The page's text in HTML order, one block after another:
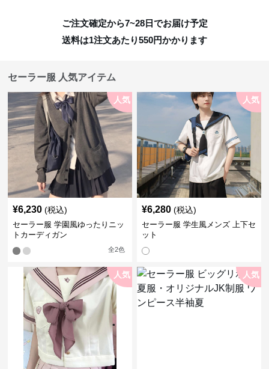
ご注文確定から7~28日でお届け予定
送料は1注文あたり550円かかります
セーラー服 人気アイテム
人気
¥6,230 (税込)
セーラー服 学園風ゆったりニッ
トカーディガン
全2色
人気
¥6,280 (税込)
セーラー服 学生風メンズ 上下セ
ット
人気 人気